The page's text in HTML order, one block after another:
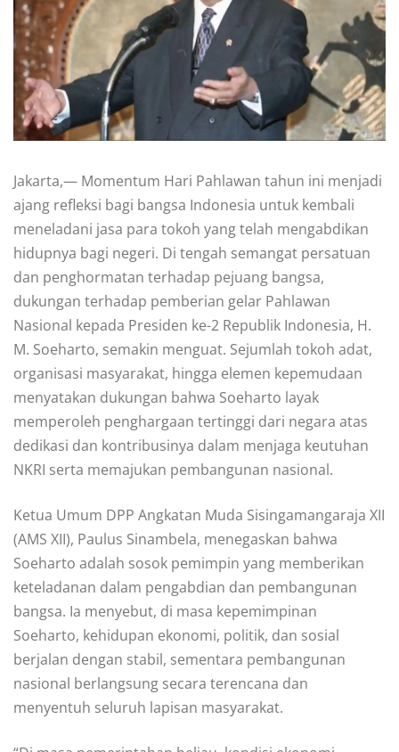
Jakarta,— Momentum Hari Pahlawan tahun ini menjadi
ajang refleksi bagi bangsa Indonesia untuk kembali
meneladani jasa para tokoh yang telah mengabdikan
hidupnya bagi negeri. Di tengah semangat persatuan
dan penghormatan terhadap pejuang bangsa,
dukungan terhadap pemberian gelar Pahlawan
Nasional kepada Presiden ke-2 Republik Indonesia, H.
M. Soeharto, semakin menguat. Sejumlah tokoh adat,
organisasi masyarakat, hingga elemen kepemudaan
menyatakan dukungan bahwa Soeharto layak
memperoleh penghargaan tertinggi dari negara atas
dedikasi dan kontribusinya dalam menjaga keutuhan
NKRI serta memajukan pembangunan nasional.
Ketua Umum DPP Angkatan Muda Sisingamangaraja XII
(AMS XII), Paulus Sinambela, menegaskan bahwa
Soeharto adalah sosok pemimpin yang memberikan
keteladanan dalam pengabdian dan pembangunan
bangsa. Ia menyebut, di masa kepemimpinan
Soeharto, kehidupan ekonomi, politik, dan sosial
berjalan dengan stabil, sementara pembangunan
nasional berlangsung secara terencana dan
menyentuh seluruh lapisan masyarakat.